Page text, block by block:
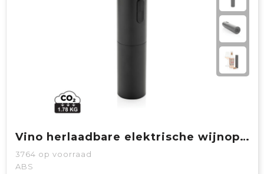
Vino herlaadbare elektrische wijnopener
3764 op voorraad
ABS